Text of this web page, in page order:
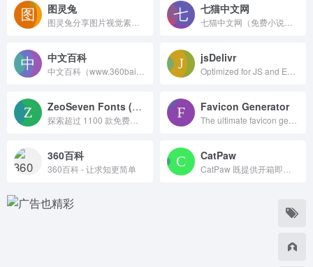
图灵兔 七猫中文网
中文百科 jsDelivr
ZeoSeven Fonts (ZSFT) Favicon Generator
360百科
360百科 - 让求知更简单
CatPaw